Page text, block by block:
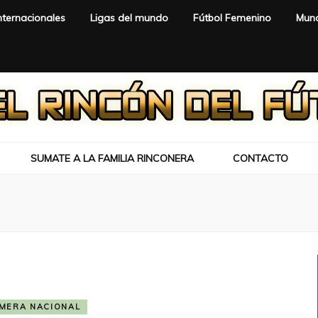
Ligas del mundo Fútbol Femenino
SUMATE A LA FAMILIA RINCONERA CONTACTO
NACIONAL